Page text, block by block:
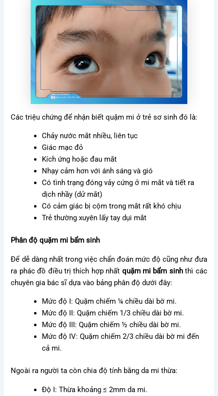
Các triệu chứng để nhận biết quặm mi ở trẻ sơ sinh đó là:
Chảy nước mắt nhiều, liên tục
Giác mạc đỏ
Kích ứng hoặc đau mắt
Nhạy cảm hơn với ánh sáng và gió
Có tình trạng đóng vảy cứng ở mi mắt và tiết ra
dịch nhầy (dử mắt)
Có cảm giác bị cộm trong mắt rất khó chịu
Trẻ thường xuyên lấy tay dụi mắt
Phân độ quặm mi bẩm sinh
Để dễ dàng nhất trong việc chẩn đoán mức độ cũng như đưa
ra phác đồ điều trị thích hợp nhất quặm mi bẩm sinhthì các
chuyên gia bác sĩ dựa vào bảng phân độ dưới đây:
Mức độ I: Quặm chiếm ¼ chiều dài bờ mi.
Mức độ II: Quặm chiếm 1/3 chiều dài bờ mi.
Mức độ III: Quặm chiếm ½ chiều dài bờ mi.
Mức độ IV: Quặm chiếm 2/3 chiều dài bờ mi đến
cả mi.
Ngoài ra người ta còn chia độ tính bằng da mi thừa:
Độ I: Thừa khoảng ≤ 2mm da mi.